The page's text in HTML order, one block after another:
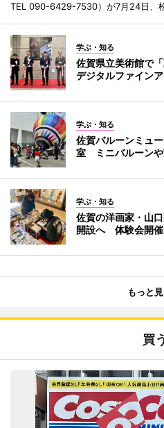
TEL 090-6429-7530）が7月24日、
学ぶ・知る
佐賀県立美術館で
デジタルファイン
学ぶ・知る
佐賀バルーンミュ
室 ミニバルーンや
学ぶ・知る
佐賀の洋画家・山
開設へ 体験会開催
もっと
買う